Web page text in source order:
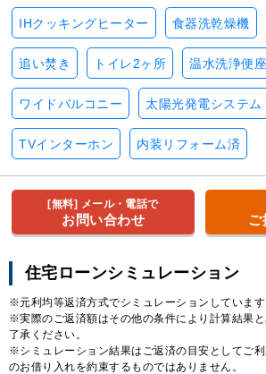
IHクッキングヒーター 食器洗乾燥機
追い焚き トイレ2ヶ所 温水洗浄便座
ワイドバルコニー 太陽光発電システム
TVインターホン 内装リフォーム済
[無料] メール・電話で
お問い合わせ ご
住宅ローンシミュレーション
※元利均等返済方式でシミュレーションしています
※実際のご返済額はその他の条件により計算結果
了承ください。
※シミュレーション結果はご返済の目安としてご
のお借り入れを約束するものではありません。